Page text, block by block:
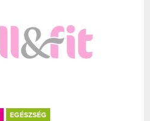
EGÉSZSÉG